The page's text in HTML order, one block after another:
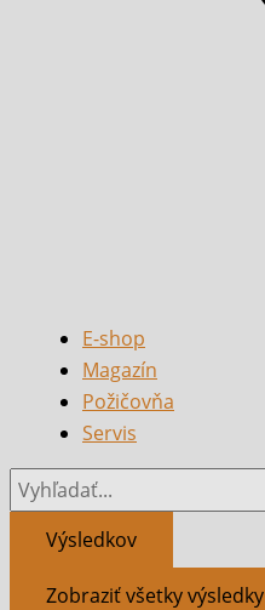
E-shop
Magazín
Požičovňa
Servis
Výsledkov
Zobraziť všetky výsledky